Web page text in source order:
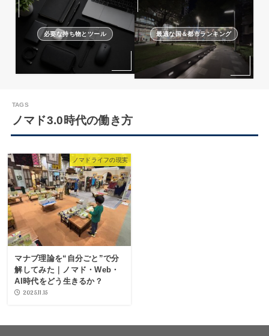
必要な持ち物とツール 最適な国＆都市ランキング
ノマド3.0時代の働き方
ノマドライフの現実
マナブ理論を“自分ごと”で分
解してみた｜ノマド・Web・
AI時代をどう生きるか？
2025.11.15